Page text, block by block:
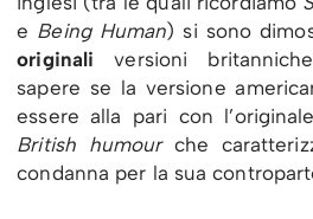
e Being Human) si sono
originali versioni
sapere se la versione
essere alla pari con
British humourche
condanna per la sua